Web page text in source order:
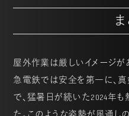
屋外作業は厳しいイメージが
急電鉄では安全を第一に、
で、猛暑日が続いた2024年